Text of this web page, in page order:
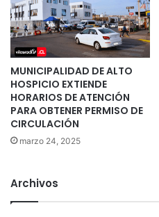
MUNICIPALIDAD DE ALTO
HOSPICIO EXTIENDE
HORARIOS DE ATENCIÓN
PARA OBTENER PERMISO DE
CIRCULACIÓN
marzo 24, 2025
Archivos